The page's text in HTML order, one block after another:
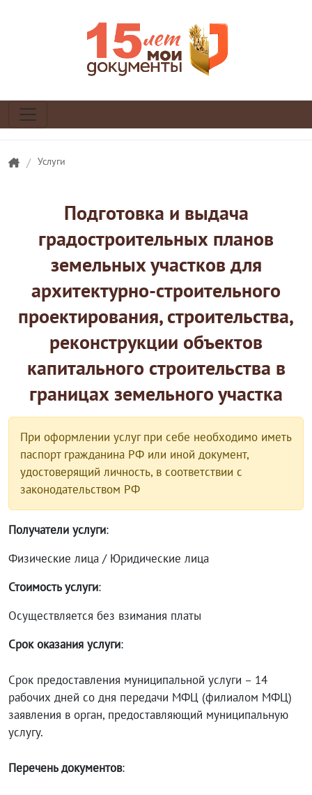
/ Услуги
Подготовка и выдача
градостроительных планов
земельных участков для
архитектурно-строительного
проектирования, строительства,
реконструкции объектов
капитального строительства в
границах земельного участка
При оформлении услуг при себе необходимо иметь
паспорт гражданина РФ или иной документ,
удостоверящий личность, в соответствии с
законодательством РФ
Получатели услуги:
Физические лица / Юридические лица
Стоимость услуги:
Осуществляется без взимания платы
Срок оказания услуги:
Срок предоставления муниципальной услуги – 14
рабочих дней со дня передачи МФЦ (филиалом МФЦ)
заявления в орган, предоставляющий муниципальную
услугу.
Перечень документов: